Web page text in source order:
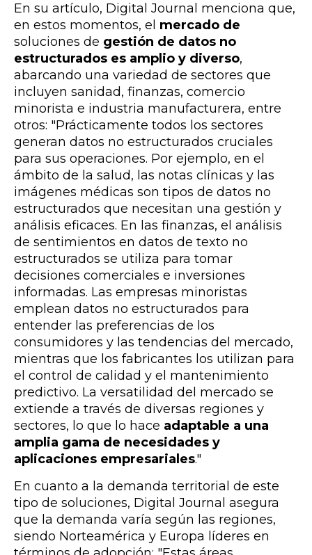
En su artículo, Digital Journal menciona que,
en estos momentos, el mercado de
soluciones de gestión de datos no
estructurados es amplio y diverso,
abarcando una variedad de sectores que
incluyen sanidad, finanzas, comercio
minorista e industria manufacturera, entre
otros: "Prácticamente todos los sectores
generan datos no estructurados cruciales
para sus operaciones. Por ejemplo, en el
ámbito de la salud, las notas clínicas y las
imágenes médicas son tipos de datos no
estructurados que necesitan una gestión y
análisis eficaces. En las finanzas, el análisis
de sentimientos en datos de texto no
estructurados se utiliza para tomar
decisiones comerciales e inversiones
informadas. Las empresas minoristas
emplean datos no estructurados para
entender las preferencias de los
consumidores y las tendencias del mercado,
mientras que los fabricantes los utilizan para
el control de calidad y el mantenimiento
predictivo. La versatilidad del mercado se
extiende a través de diversas regiones y
sectores, lo que lo hace adaptable a una
amplia gama de necesidades y
aplicaciones empresariales."
En cuanto a la demanda territorial de este
tipo de soluciones, Digital Journal asegura
que la demanda varía según las regiones,
siendo Norteamérica y Europa líderes en